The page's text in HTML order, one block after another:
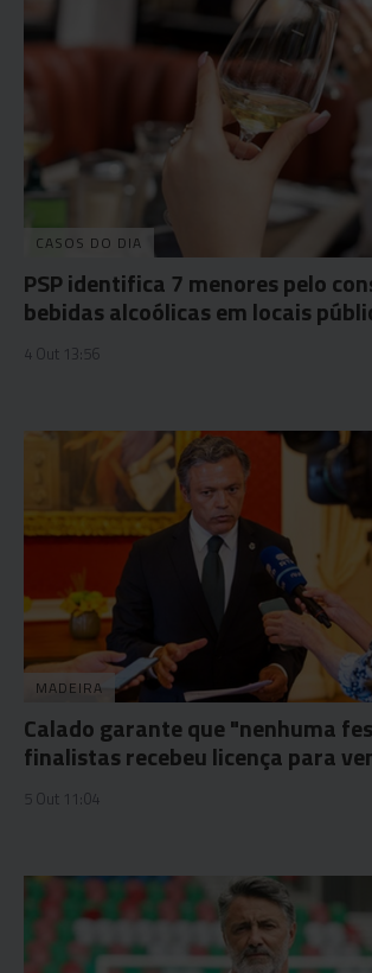
CASOS DO DIA
PSP identifica 7 menores pelo
bebidas alcoólicas em locais
4 Out 13:56
MADEIRA
Calado garante que "nenhuma
finalistas recebeu licença para
5 Out 11:04